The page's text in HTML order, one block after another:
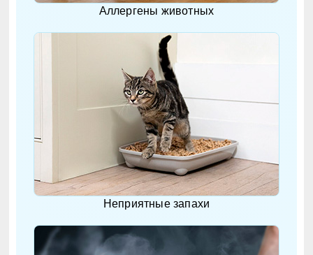
Аллергены животных
Неприятные запахи